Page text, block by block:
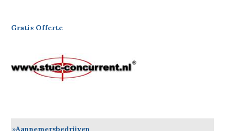
Gratis Offerte
Aannemersbedrijven